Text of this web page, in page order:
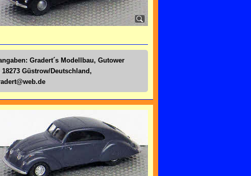
Gradert´s Modellbau, Gutower
18273 Güstrow/Deutschland,